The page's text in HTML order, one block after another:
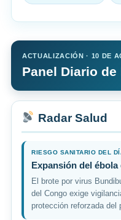
ACTUALIZACIÓN · 10 DE
Panel Diario
Radar Salud
RIESGO SANITARIO DEL
Expansión del
El brote por virus
del Congo exige
protección reforzada del